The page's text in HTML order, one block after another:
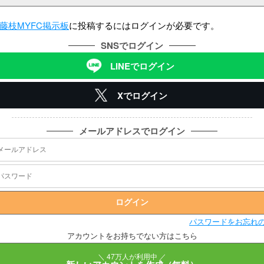
枝MYFC掲示板に投稿するにはログインが必要です。
SNSでログイン
LINEでログイン
Xでログイン
メールアドレスでログイン
パスワードをお忘れ
アカウントをお持ちでない方はこちら
＼ 47万人が利用中 ／